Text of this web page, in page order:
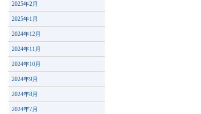
2025年2月
2025年1月
2024年12月
2024年11月
2024年10月
2024年9月
2024年8月
2024年7月